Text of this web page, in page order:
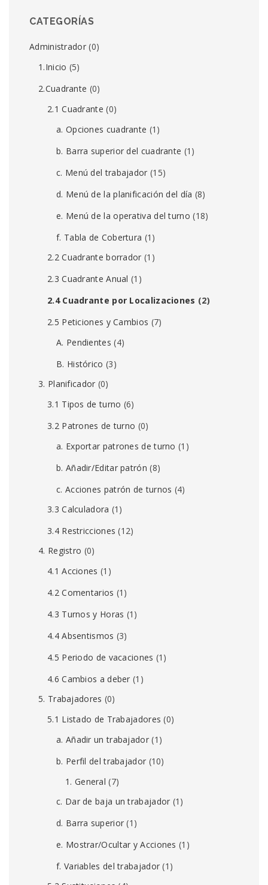
CATEGORÍAS
Administrador(0)
1.Inicio (5)
2.Cuadrante (0)
2.1 Cuadrante (0)
a. Opciones cuadrante (1)
b. Barra superior del cuadrante (1)
c. Menú del trabajador (15)
d. Menú de la planificación del día (8)
e. Menú de la operativa del turno (18)
f. Tabla de Cobertura (1)
2.2 Cuadrante borrador (1)
2.3 Cuadrante Anual (1)
2.4 Cuadrante por Localizaciones (2)
2.5 Peticiones y Cambios (7)
A. Pendientes (4)
B. Histórico (3)
3. Planificador (0)
3.1 Tipos de turno (6)
3.2 Patrones de turno (0)
a. Exportar patrones de turno (1)
b. Añadir/Editar patrón (8)
c. Acciones patrón de turnos (4)
3.3 Calculadora (1)
3.4 Restricciones (12)
4. Registro (0)
4.1 Acciones (1)
4.2 Comentarios (1)
4.3 Turnos y Horas (1)
4.4 Absentismos (3)
4.5 Periodo de vacaciones (1)
4.6 Cambios a deber (1)
5. Trabajadores (0)
5.1 Listado de Trabajadores (0)
a. Añadir un trabajador(1)
b. Perfil del trabajador (10)
1. General (7)
c. Dar de baja un trabajador (1)
d. Barra superior (1)
e. Mostrar/Ocultar y Acciones (1)
f. Variables del trabajador (1)